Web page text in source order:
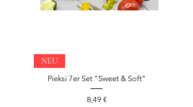
NEU
Pieksi 7er Set "Sweet & Soft"
Preis
8,49 €